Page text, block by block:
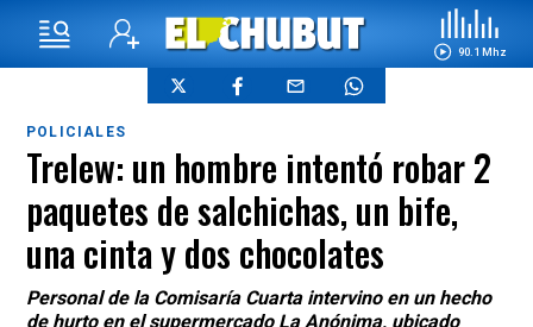
90.1 Mhz
POLICIALES
Trelew: un hombre intentó robar 2
paquetes de salchichas, un bife,
una cinta y dos chocolates
Personal de la Comisaría Cuarta intervino en un hecho
de hurto en el supermercado La Anónima, ubicado